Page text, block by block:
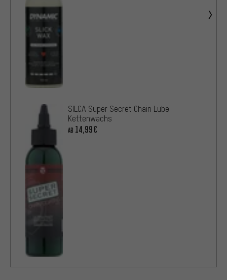
SILCA Super Secret Chain Lube
Kettenwachs
AB 14,99€